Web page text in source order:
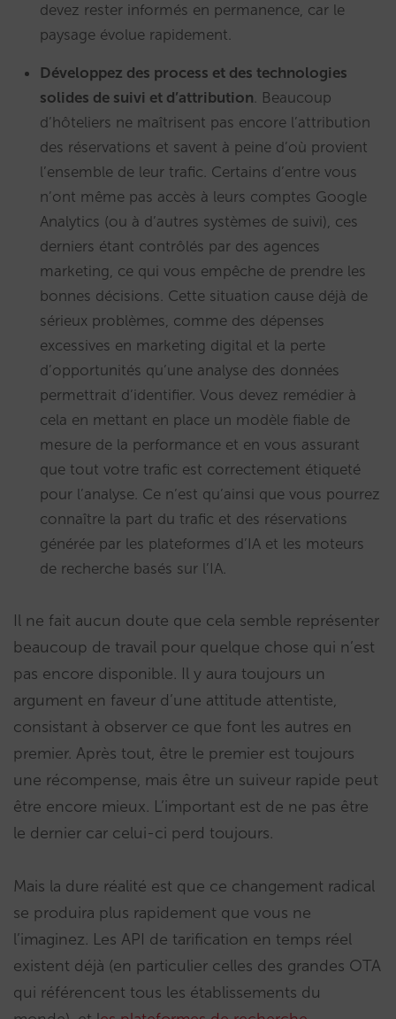
devez rester informés en permanence, car le
paysage évolue rapidement.
Développez des process et des technologies
solides de suivi et d’attribution. Beaucoup
d’hôteliers ne maîtrisent pas encore l’attribution
des réservations et savent à peine d’où provient
l’ensemble de leur trafic. Certains d’entre vous
n’ont même pas accès à leurs comptes Google
Analytics (ou à d’autres systèmes de suivi), ces
derniers étant contrôlés par des agences
marketing, ce qui vous empêche de prendre les
bonnes décisions. Cette situation cause déjà de
sérieux problèmes, comme des dépenses
excessives en marketing digital et la perte
d’opportunités qu’une analyse des données
permettrait d’identifier. Vous devez remédier à
cela en mettant en place un modèle fiable de
mesure de la performance et en vous assurant
que tout votre trafic est correctement étiqueté
pour l’analyse. Ce n’est qu’ainsi que vous pourrez
connaître la part du trafic et des réservations
générée par les plateformes d’IA et les moteurs
de recherche basés sur l’IA.
Il ne fait aucun doute que cela semble représenter
beaucoup de travail pour quelque chose qui n’est
pas encore disponible. Il y aura toujours un
argument en faveur d’une attitude attentiste,
consistant à observer ce que font les autres en
premier. Après tout, être le premier est toujours
une récompense, mais être un suiveur rapide peut
être encore mieux. L’important est de ne pas être
le dernier car celui-ci perd toujours.
Mais la dure réalité est que ce changement radical
se produira plus rapidement que vous ne
l’imaginez. Les API de tarification en temps réel
existent déjà (en particulier celles des grandes OTA
qui référencent tous les établissements du